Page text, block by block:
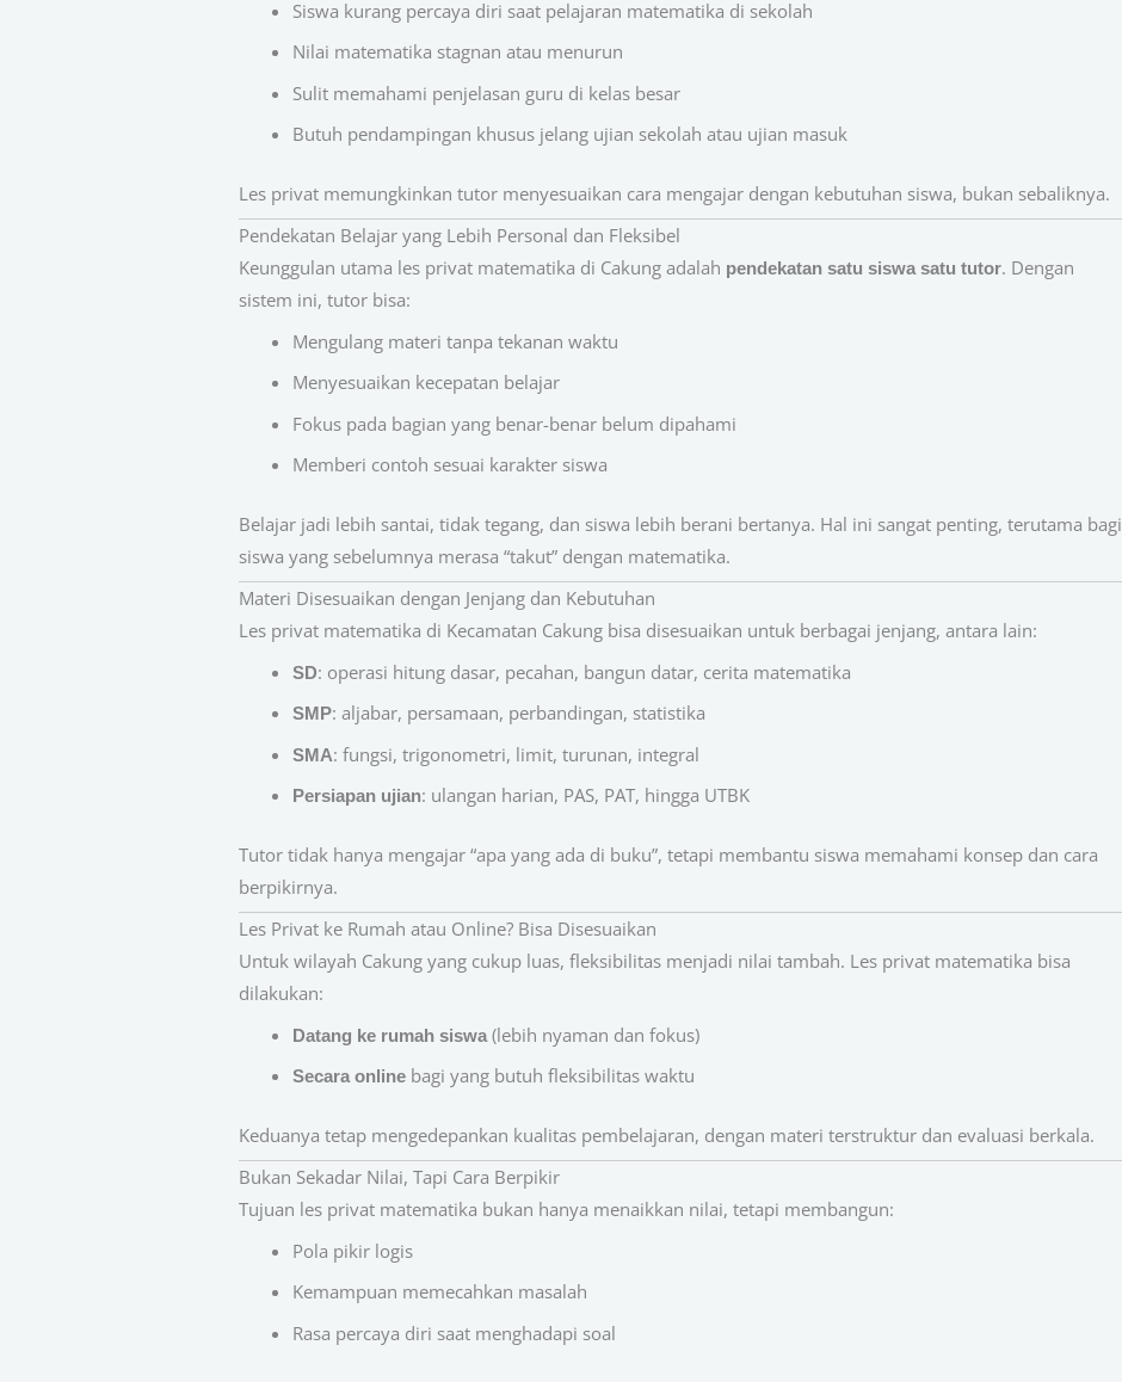
Siswa kurang percaya diri saat pelajaran matematika di sekolah
Nilai matematika stagnan atau menurun
Sulit memahami penjelasan guru di kelas besar
Butuh pendampingan khusus jelang ujian sekolah atau ujian masuk
Les privat memungkinkan tutor menyesuaikan cara mengajar dengan kebutuhan siswa, bukan sebaliknya.
Pendekatan Belajar yang Lebih Personal dan Fleksibel
Keunggulan utama les privat matematika di Cakung adalah pendekatan satu siswa satu tutor. Dengan
sistem ini, tutor bisa:
Mengulang materi tanpa tekanan waktu
Menyesuaikan kecepatan belajar
Fokus pada bagian yang benar-benar belum dipahami
Memberi contoh sesuai karakter siswa
Belajar jadi lebih santai, tidak tegang, dan siswa lebih berani bertanya. Hal ini sangat penting, terutama bagi
siswa yang sebelumnya merasa “takut” dengan matematika.
Materi Disesuaikan dengan Jenjang dan Kebutuhan
Les privat matematika di Kecamatan Cakung bisa disesuaikan untuk berbagai jenjang, antara lain:
SD: operasi hitung dasar, pecahan, bangun datar, cerita matematika
SMP: aljabar, persamaan, perbandingan, statistika
SMA: fungsi, trigonometri, limit, turunan, integral
Persiapan ujian: ulangan harian, PAS, PAT, hingga UTBK
Tutor tidak hanya mengajar “apa yang ada di buku”, tetapi membantu siswa memahami konsep dan cara
berpikirnya.
Les Privat ke Rumah atau Online? Bisa Disesuaikan
Untuk wilayah Cakung yang cukup luas, fleksibilitas menjadi nilai tambah. Les privat matematika bisa
dilakukan:
Datang ke rumah siswa(lebih nyaman dan fokus)
Secara onlinebagi yang butuh fleksibilitas waktu
Keduanya tetap mengedepankan kualitas pembelajaran, dengan materi terstruktur dan evaluasi berkala.
Bukan Sekadar Nilai, Tapi Cara Berpikir
Tujuan les privat matematika bukan hanya menaikkan nilai, tetapi membangun:
Pola pikir logis
Kemampuan memecahkan masalah
Rasa percaya diri saat menghadapi soal